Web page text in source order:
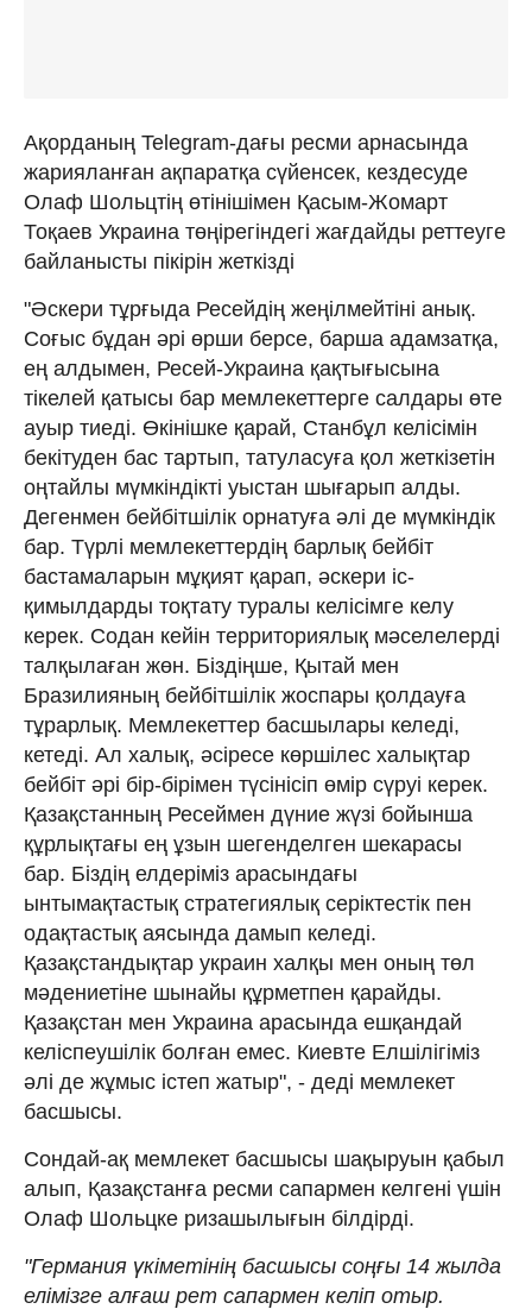
Ақорданың Telegram-дағы ресми арнасында
жарияланған ақпаратқа сүйенсек, кездесуде
Олаф Шольцтің өтінішімен Қасым-Жомарт
Тоқаев Украина төңірегіндегі жағдайды реттеуге
байланысты пікірін жеткізді
"Әскери тұрғыда Ресейдің жеңілмейтіні анық.
Соғыс бұдан әрі өрши берсе, барша адамзатқа,
ең алдымен, Ресей-Украина қақтығысына
тікелей қатысы бар мемлекеттерге салдары өте
ауыр тиеді. Өкінішке қарай, Станбұл келісімін
бекітуден бас тартып, татуласуға қол жеткізетін
оңтайлы мүмкіндікті уыстан шығарып алды.
Дегенмен бейбітшілік орнатуға әлі де мүмкіндік
бар. Түрлі мемлекеттердің барлық бейбіт
бастамаларын мұқият қарап, әскери іс-
қимылдарды тоқтату туралы келісімге келу
керек. Содан кейін территориялық мәселелерді
талқылаған жөн. Біздіңше, Қытай мен
Бразилияның бейбітшілік жоспары қолдауға
тұрарлық. Мемлекеттер басшылары келеді,
кетеді. Ал халық, әсіресе көршілес халықтар
бейбіт әрі бір-бірімен түсінісіп өмір сүруі керек.
Қазақстанның Ресеймен дүние жүзі бойынша
құрлықтағы ең ұзын шегенделген шекарасы
бар. Біздің елдеріміз арасындағы
ынтымақтастық стратегиялық серіктестік пен
одақтастық аясында дамып келеді.
Қазақстандықтар украин халқы мен оның төл
мәдениетіне шынайы құрметпен қарайды.
Қазақстан мен Украина арасында ешқандай
келіспеушілік болған емес. Киевте Елшілігіміз
әлі де жұмыс істеп жатыр", - деді мемлекет
басшысы.
Сондай-ақ мемлекет басшысы шақыруын қабыл
алып, Қазақстанға ресми сапармен келгені үшін
Олаф Шольцке ризашылығын білдірді.
"Германия үкіметінің басшысы соңғы 14 жылда
елімізге алғаш рет сапармен келіп отыр.